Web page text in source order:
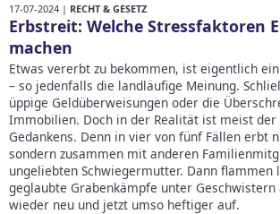
17-07-2024 | RECHT & GESETZ
Erbstreit: Welche Stressfaktoren
machen
Etwas vererbt zu bekommen, ist eigentlich
– so jedenfalls die landläufige Meinung.
üppige Geldüberweisungen oder die
Immobilien. Doch in der Realität ist meist der
Gedankens. Denn in vier von fünf Fällen erbt
sondern zusammen mit anderen
ungeliebten Schwiegermutter. Dann flammen
geglaubte Grabenkämpfe unter Geschwistern
wieder neu und jetzt umso heftiger auf.